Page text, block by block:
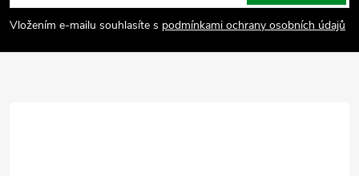
p
a
Vložením e-mailu souhlasíte s podmínkami ochrany osobních údajů